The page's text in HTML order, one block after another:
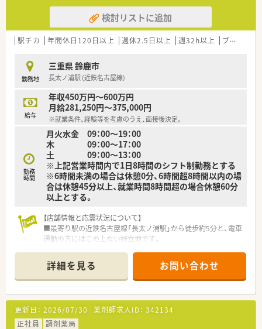
【求人情報について】
■正社員として長期的に活躍できる環境であり、ご本人の希望に
合わせて契約社員としての採用についても随時相談が可能で
す。
域での転勤があるナショナル社員から働き方を選択できます。
■各種社会保険が完備されていることはもちろんのこと、退職金
制度や財形貯蓄など大手ならではの待遇が揃っています。
【勤務実態について】
■週の平均労働時間は40時間となっており、日々の勤務におい
ては中抜けがなく休憩時間は基本的に60分間確保されます。
■平日の開局時間は8時30分から17時30分までとなっており、夜
遅くまでの勤務がないため無理なく働ける環境です。
■残業時間は月に平均10時間程度と少なめになっており、業務
後の時間も有意義に活用してプライベートを楽しめます。
検討リストに追加
駅チカ 年間休日120日以上 週休2.5日以上 週32h以上 ブランク可
勤務地
三重県 鈴鹿市
長太ノ浦駅 (近鉄名古屋線)
給与
年収450万円～600万円
月給281,250円～375,000円
※就業条件、経験等を考慮のうえ、面接後決定。
勤務
時間
月火水金 09：00～19：00
木 09：00～17：00
土 09：00～13：00
※上記営業時間内で1日8時間のシフト制勤務とする
※6時間未満の場合は休憩0分、6時間超8時間以内の場
合は休憩45分以上、就業時間8時間超の場合休憩60分
以上とする。
【店舗情報と応需状況について】
■最寄り駅の近鉄名古屋線「長太ノ浦駅」から徒歩約5分と、電車
通勤の方にはこの上ない好立地です。
1日平均60枚を応需します。
■薬剤師は常時2名体制を確保しており、一人ひとりが落ち着い
て患者様と向き合える環境です。
【募集背景と求める人物像について】
■2019年に開局した綺麗な店舗で、地域からの期待に応えるた
めの体制強化を目的とした募集です。
詳細を見る お問い合わせ
更新日： 2026/07/30 薬剤師求人ID： 342134
正社員
調剤薬局